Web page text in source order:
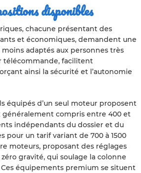
disponibles
chacune présentant des
et économiques, demandent une
adaptés aux personnes très
télécommande, facilitent
ainsi la sécurité et l’autonomie
équipés d’un seul moteur proposent
généralement compris entre 400 et
indépendants du dossier et du
pour un tarif variant de 700 à 1500
moteurs, proposant des réglages
gravité, qui soulage la colonne
équipements premium se situent